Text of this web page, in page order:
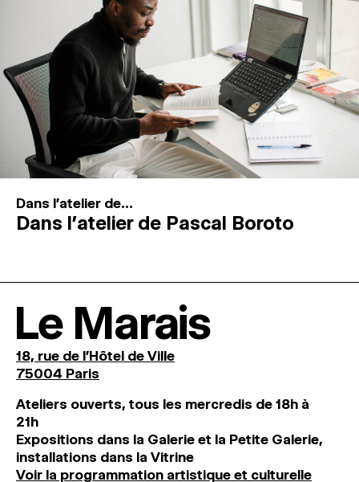
Dans l'atelier de...
Dans l’atelier de Pascal Boroto
Le Marais
18, rue de l'Hôtel de Ville
75004 Paris
Ateliers ouverts, tous les mercredis de 18h à
21h
Expositions dans la Galerie et la Petite Galerie,
installations dans la Vitrine
Voir la programmation artistique et culturelle